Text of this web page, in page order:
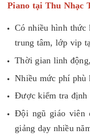
Piano tại Thu Nhạc
Có nhiều hình
trung tâm, lớp vip
Thời gian linh
Nhiều mức phí
Được kiểm tra định
Đội ngũ giáo viên
giảng dạy nhiều